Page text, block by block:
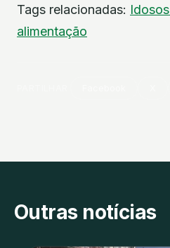
Tags relacionadas: Idosos
alimentação
Outras notícias